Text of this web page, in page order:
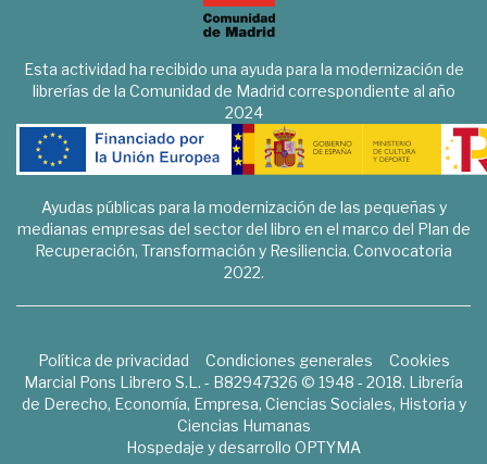
Esta actividad ha recibido una ayuda para la modernización de
librerías de la Comunidad de Madrid correspondiente al año
2024
Ayudas públicas para la modernización de las pequeñas y
medianas empresas del sector del libro en el marco del Plan de
Recuperación, Transformación y Resiliencia. Convocatoria
2022.
Política de privacidad Condiciones generales
Cookies
Marcial Pons Librero S.L. - B82947326 © 1948 - 2018. Librería
de Derecho, Economía, Empresa, Ciencias Sociales, Historia y
Ciencias Humanas
Hospedaje y desarrollo OPTYMA